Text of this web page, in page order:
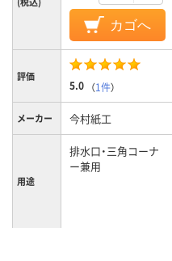
カゴへ
評価
5.0 （1件）
メーカー 今村紙工
用途
排水口・三角コーナ
ー兼用